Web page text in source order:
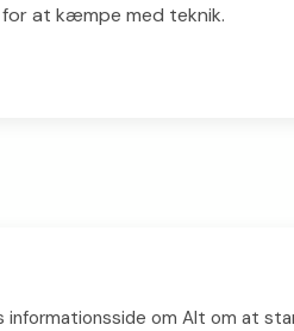
at kæmpe med teknik.
informationsside om Alt om at